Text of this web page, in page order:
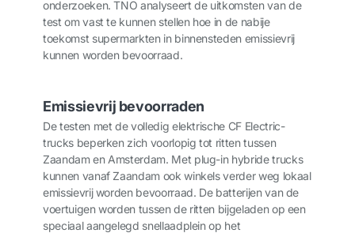
onderzoeken. TNO analyseert de uitkomsten van de
test om vast te kunnen stellen hoe in de nabije
toekomst supermarkten in binnensteden emissievrij
kunnen worden bevoorraad.
Emissievrij bevoorraden
De testen met de volledig elektrische CF Electric-
trucks beperken zich voorlopig tot ritten tussen
Zaandam en Amsterdam. Met plug-in hybride trucks
kunnen vanaf Zaandam ook winkels verder weg lokaal
emissievrij worden bevoorraad. De batterijen van de
voertuigen worden tussen de ritten bijgeladen op een
speciaal aangelegd snellaadplein op het